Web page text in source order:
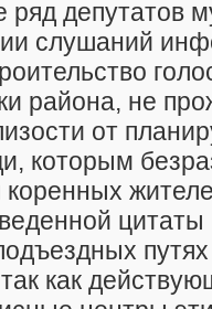
ряд депутатов
слушаний
района, не
от
которым
цитаты
как